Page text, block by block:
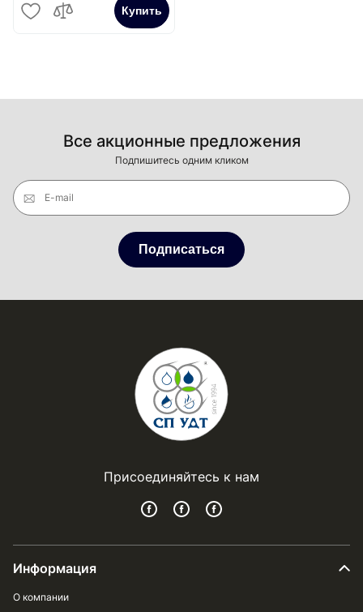
Купить
Все акционные предложения
Подпишитесь одним кликом
E-mail
Подписаться
Присоединяйтесь к нам
Информация
О компании